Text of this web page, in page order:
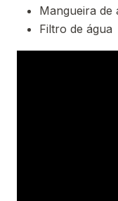
Mangueira de
Filtro de água